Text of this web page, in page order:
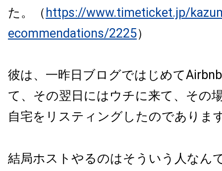
た。（ https://www.timeticket.jp/
ecommendations/2225）
彼は、一昨日ブログではじめて
て、その翌日にはウチに来て、その
自宅をリスティングしたのでありま
結局ホストやるのはそういう人なん